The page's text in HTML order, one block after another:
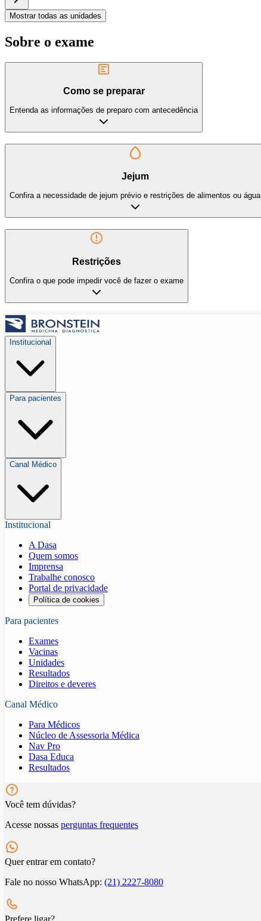
Mostrar todas as unidades
Sobre o exame
Como se preparar
Entenda as informações de preparo com antecedência
Jejum
Confira a necessidade de jejum prévio e restrições de alimentos ou água
Restrições
Confira o que pode impedir você de fazer o exame
Institucional
Para pacientes
Canal Médico
Institucional
A Dasa
Quem somos
Imprensa
Trabalhe conosco
Portal de privacidade
Política de cookies
Para pacientes
Exames
Vacinas
Unidades
Resultados
Direitos e deveres
Canal Médico
Para Médicos
Núcleo de Assessoria Médica
Nav Pro
Dasa Educa
Resultados
Você tem dúvidas?
Acesse nossas perguntas frequentes
Quer entrar em contato?
Fale no nosso WhatsApp: (21) 2227-8080
Prefere ligar?